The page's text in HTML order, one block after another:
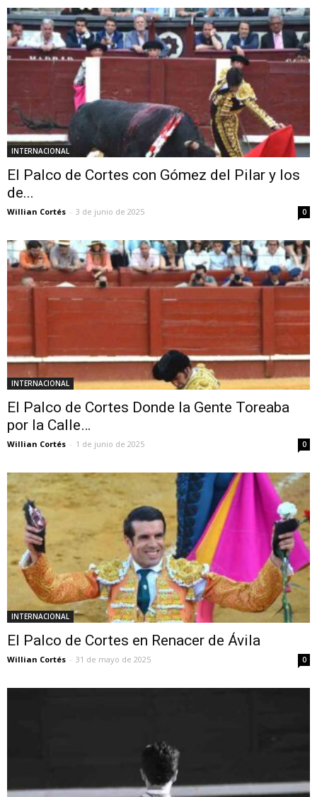
INTERNACIONAL
El Palco de Cortes con Gómez del Pilar y los
de...
Willian Cortés - 3 de junio de 2025 0
INTERNACIONAL
El Palco de Cortes Donde la Gente Toreaba
por la Calle…
Willian Cortés - 1 de junio de 2025 0
INTERNACIONAL
El Palco de Cortes en Renacer de Ávila
Willian Cortés - 31 de mayo de 2025 0